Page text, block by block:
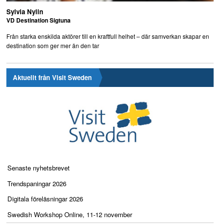
Sylvia Nylin
VD Destination Sigtuna
Från starka enskilda aktörer till en kraftfull helhet – där samverkan skapar en
destination som ger mer än den tar
Aktuellt från Visit Sweden
Senaste nyhetsbrevet
Trendspaningar 2026
Digitala föreläsningar 2026
Swedish Workshop Online, 11-12 november